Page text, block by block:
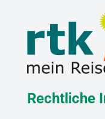
Rechtliche